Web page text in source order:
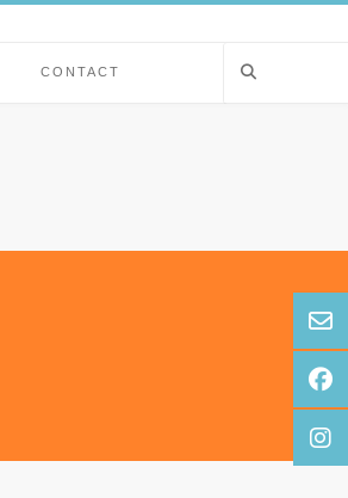
CONTACT